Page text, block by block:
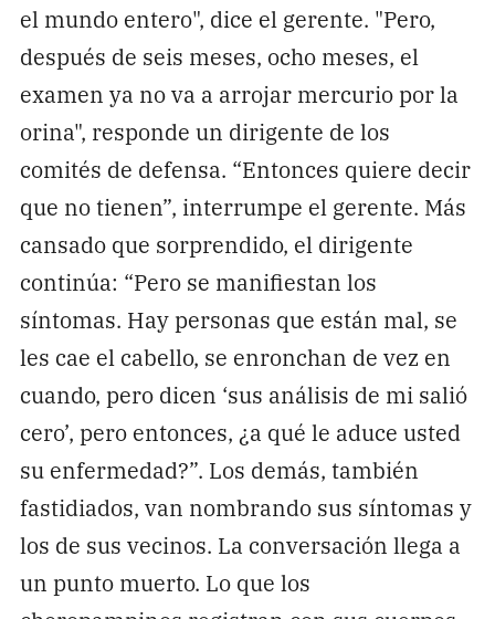
el mundo entero", dice el gerente. "Pero,
después de seis meses, ocho meses, el
examen ya no va a arrojar mercurio por la
orina", responde un dirigente de los
comités de defensa. “Entonces quiere decir
que no tienen”, interrumpe el gerente. Más
cansado que sorprendido, el dirigente
continúa: “Pero se manifiestan los
síntomas. Hay personas que están mal, se
les cae el cabello, se enronchan de vez en
cuando, pero dicen ‘sus análisis de mi salió
cero’, pero entonces, ¿a qué le aduce usted
su enfermedad?”. Los demás, también
fastidiados, van nombrando sus síntomas y
los de sus vecinos. La conversación llega a
un punto muerto. Lo que los